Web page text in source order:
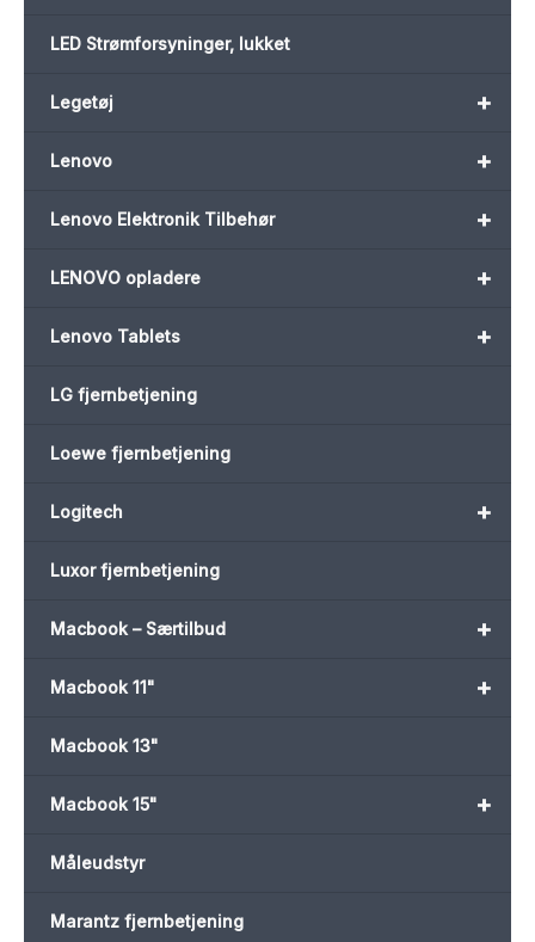
LED Strømforsyninger, lukket
+
Legetøj
+
Lenovo
+
Lenovo Elektronik Tilbehør
+
LENOVO opladere
+
Lenovo Tablets
LG fjernbetjening
Loewe fjernbetjening
+
Logitech
Luxor fjernbetjening
+
Macbook – Særtilbud
+
Macbook 11"
Macbook 13"
+
Macbook 15"
Måleudstyr
Marantz fjernbetjening